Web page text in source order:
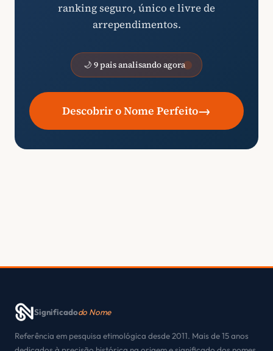
ranking seguro, único e livre de
arrependimentos.
🌙 9 pais analisando agora
Descobrir o Nome Perfeito→
Significadodo Nome
Referência em pesquisa etimológica desde 2011. Mais de 15 anos